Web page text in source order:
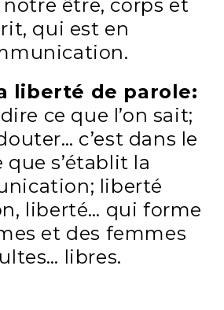
notre être, corps et
qui est en
liberté de parole:
ce que l’on sait;
c’est dans le
s’établit la
liberté
liberté… qui forme
et des femmes
libres.